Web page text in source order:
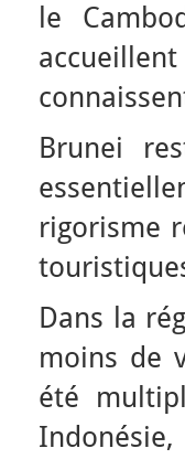
le
Brunei
rigorisme
Dans la
moins de
été